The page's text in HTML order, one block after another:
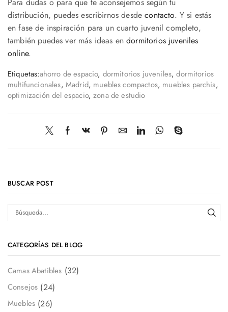
distribución, puedes escribirnos desdecontacto. Y si estás
en fase de inspiración para un cuarto juvenil completo,
también puedes ver más ideas endormitorios juveniles
online.
Etiquetas:ahorro de espacio, dormitorios juveniles,dormitorios
multifuncionales, Madrid, muebles compactos, muebles parchis,
optimización del espacio,zona de estudio
BUSCAR POST
CATEGORÍAS DEL BLOG
Camas Abatibles (32)
Consejos (24)
Muebles (26)